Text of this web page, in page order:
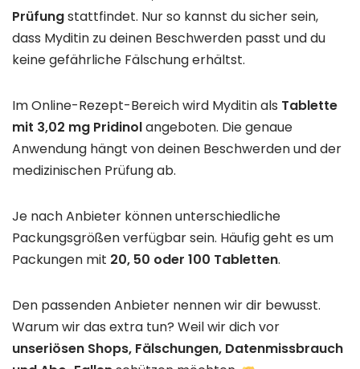
Prüfungstattfindet. Nur so kannst du sicher sein,
dass Myditin zu deinen Beschwerden passt und du
keine gefährliche Fälschung erhältst.
Im Online-Rezept-Bereich wird Myditin als Tablette
mit 3,02 mg Pridinolangeboten. Die genaue
Anwendung hängt von deinen Beschwerden und der
medizinischen Prüfung ab.
Je nach Anbieter können unterschiedliche
Packungsgrößen verfügbar sein. Häufig geht es um
Packungen mit 20, 50 oder 100 Tabletten.
Den passenden Anbieter nennen wir dir bewusst.
Warum wir das extra tun? Weil wir dich vor
unseriösen Shops, Fälschungen, Datenmissbrauch